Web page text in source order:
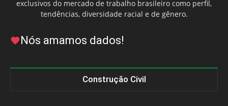
exclusivos do mercado de trabalho brasileiro como perfil,
tendências, diversidade racial e de gênero.
Nós amamos dados!
Construção Civil